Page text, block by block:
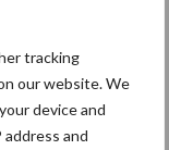
tracking
our website. We
device and
and
te